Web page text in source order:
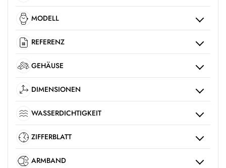
MODELL
REFERENZ
GEHÄUSE
DIMENSIONEN
WASSERDICHTIGKEIT
ZIFFERBLATT
ARMBAND